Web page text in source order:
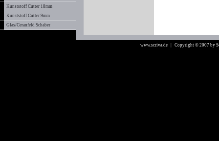
Kunststoff Cutter 18mm
Kunststoff Cutter 9mm
Glas/Ceranfeld Schaber
www.scriva.de | Copyright © 2007 by